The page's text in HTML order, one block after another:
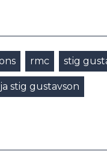
rmc stig
stig gustavson